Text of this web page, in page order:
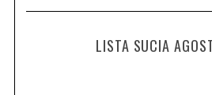
LISTA SUCIA